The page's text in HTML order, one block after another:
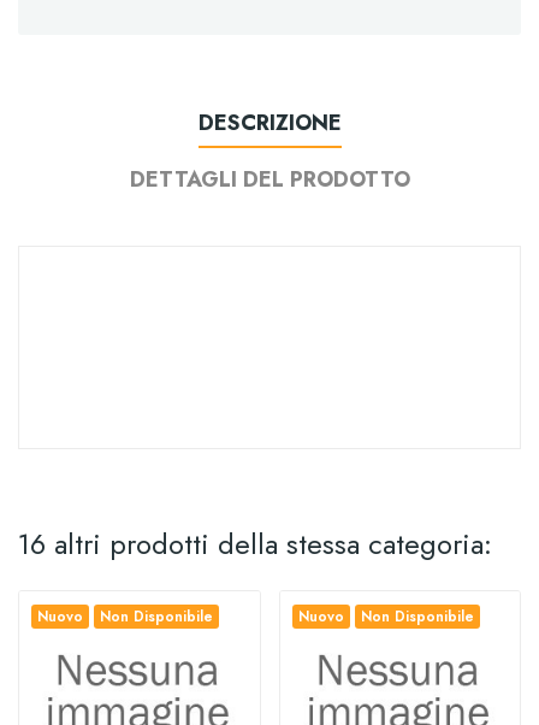
DESCRIZIONE
DETTAGLI DEL PRODOTTO
16 altri prodotti della stessa categoria:
Nuovo Non Disponibile Nuovo Non Disponibile